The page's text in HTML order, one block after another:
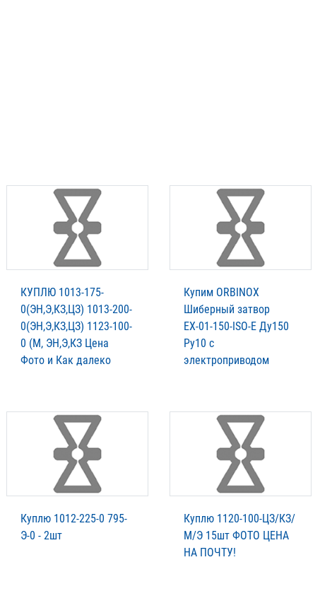
КУПЛЮ 1013-175-
0(ЭН,Э,КЗ,ЦЗ) 1013-200-
0(ЭН,Э,КЗ,ЦЗ) 1123-100-
0 (М, ЭН,Э,КЗ Цена
Фото и Как далеко
Купим ORBINOX
Шиберный затвор
ЕХ-01-150-ISO-E Ду150
Ру10 с
электроприводом
Куплю 1012-225-0 795-
Э-0 - 2шт
Куплю 1120-100-ЦЗ/КЗ/
М/Э 15шт ФОТО ЦЕНА
НА ПОЧТУ!